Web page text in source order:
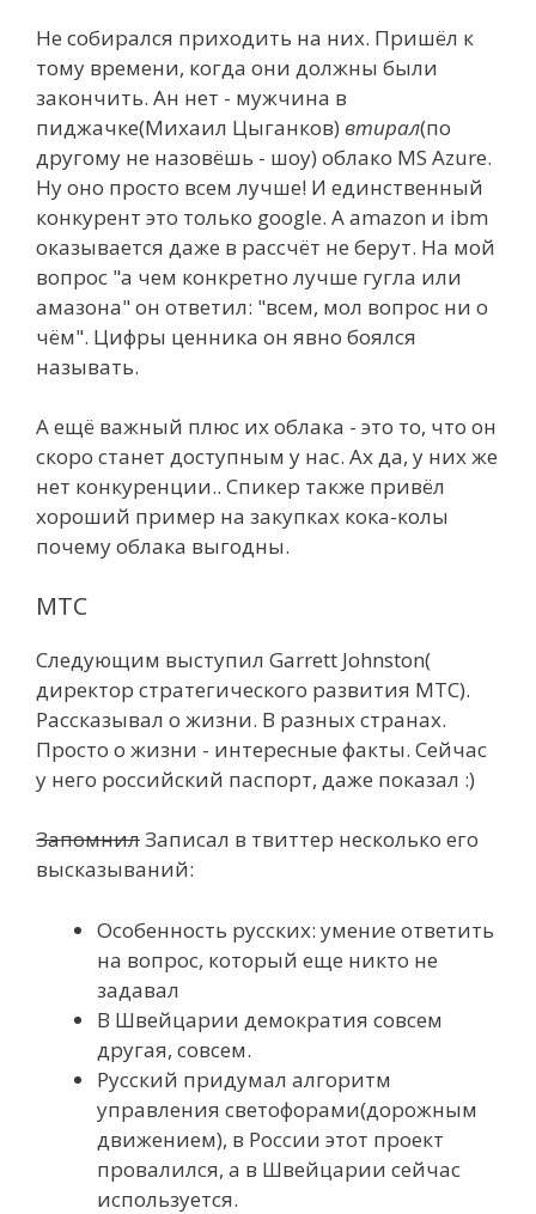
Не собирался приходить на них. Пришёл к
тому времени, когда они должны были
закончить. Ан нет - мужчина в
пиджачке(Михаил Цыганков) втирал(по
другому не назовёшь - шоу) облако MS Azure.
Ну оно просто всем лучше! И единственный
конкурент это только google. А amazon и ibm
оказывается даже в рассчёт не берут. На мой
вопрос "а чем конкретно лучше гугла или
амазона" он ответил: "всем, мол вопрос ни о
чём". Цифры ценника он явно боялся
называть.
А ещё важный плюс их облака - это то, что он
скоро станет доступным у нас. Ах да, у них же
нет конкуренции.. Спикер также привёл
хороший пример на закупках кока-колы
почему облака выгодны.
МТС
Следующим выступил Garrett Johnston(
директор стратегического развития МТС).
Рассказывал о жизни. В разных странах.
Просто о жизни - интересные факты. Сейчас
у него российский паспорт, даже показал :)
ЗапомнилЗаписал в твиттер несколько его
высказываний:
Особенность русских: умение ответить
на вопрос, который еще никто не
задавал
В Швейцарии демократия совсем
другая, совсем.
Русский придумал алгоритм
управления светофорами(дорожным
движением), в России этот проект
провалился, а в Швейцарии сейчас
используется.